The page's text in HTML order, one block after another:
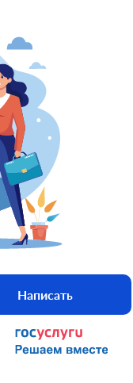
Написать